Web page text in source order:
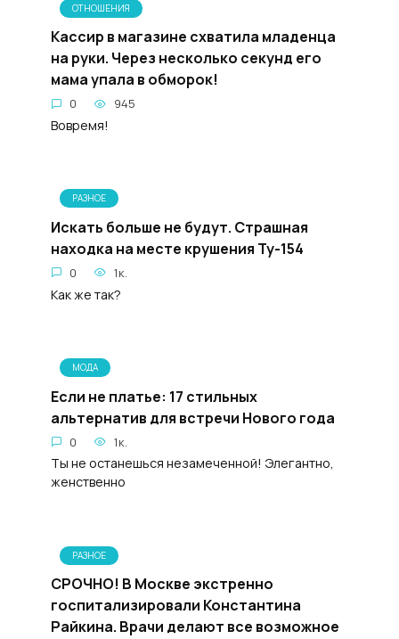
ОТНОШЕНИЯ
Кассир в магазине схватила младенца
на руки. Через несколько секунд его
мама упала в обморок!
0 945
Вовремя!
РАЗНОЕ
Искать больше не будут. Страшная
находка на месте крушения Ту-154
0 1к.
Как же так?
МОДА
Если не платье: 17 стильных
альтернатив для встречи Нового года
0 1к.
Ты не останешься незамеченной! Элегантно,
женственно
РАЗНОЕ
СРОЧНО! В Москве экстренно
госпитализировали Константина
Райкина. Врачи делают все возможное